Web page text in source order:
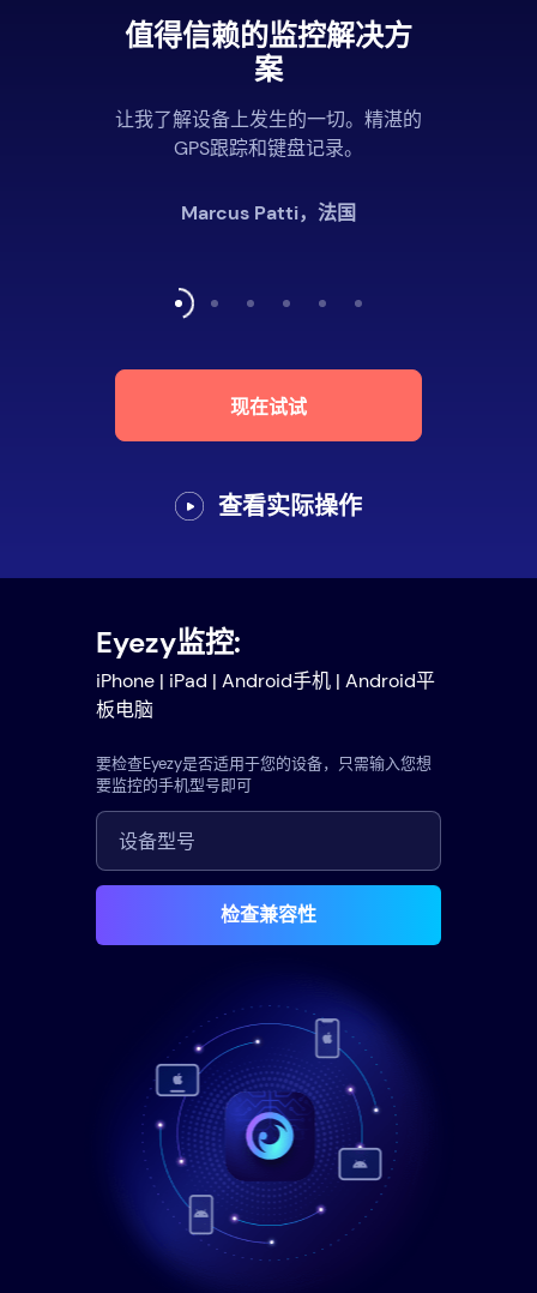
值得信赖的监控解决方
案
让我了解设备上发生的一切。精湛的
GPS跟踪和键盘记录。
Marcus Patti，法国
现在试试
查看实际操作
Eyezy监控:
iPhone | iPad | Android手机 | Android平
板电脑
要检查Eyezy是否适用于您的设备，只需输入您想
要监控的手机型号即可
检查兼容性